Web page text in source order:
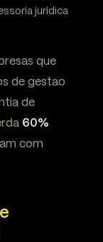
juridica
que
de gestao
de
60%
com